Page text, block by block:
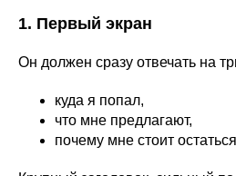
1. Первый экран
Он должен сразу отвечать на
куда я попал,
что мне предлагают,
почему мне стоит